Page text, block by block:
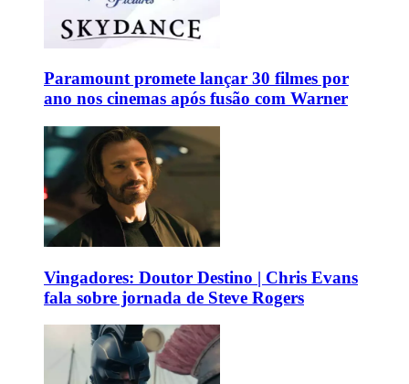
Paramount promete lançar 30 filmes por
ano nos cinemas após fusão com Warner
Vingadores: Doutor Destino | Chris Evans
fala sobre jornada de Steve Rogers